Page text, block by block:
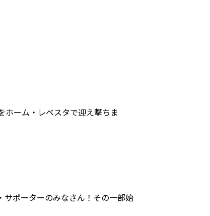
ホーム・レベスタで迎え撃ちま
ポーターのみなさん！その一部始